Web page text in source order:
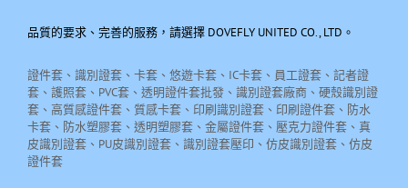
品質的要求、完善的服務，請選擇 DOVEFLY UNITED CO., LTD。
證件套、識別證套、卡套、悠遊卡套、IC卡套、員工證套、記者證
套、護照套、PVC套、透明證件套批發、識別證套廠商、硬殼識別證
套、高質感證件套、質感卡套、印刷識別證套、印刷證件套、防水
卡套、防水塑膠套、透明塑膠套、金屬證件套、壓克力證件套、真
皮識別證套、PU皮識別證套、識別證套壓印、仿皮識別證套、仿皮
證件套